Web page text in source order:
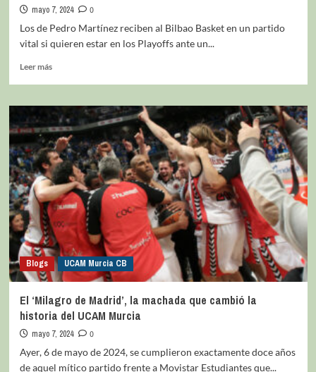
mayo 7, 2024
0
Los de Pedro Martínez reciben al Bilbao Basket en un partido
vital si quieren estar en los Playoffs ante un...
Leer más
Blogs UCAM Murcia CB
El ‘Milagro de Madrid’, la machada que cambió la
historia del UCAM Murcia
mayo 7, 2024
0
Ayer, 6 de mayo de 2024, se cumplieron exactamente doce años
de aquel mítico partido frente a Movistar Estudiantes que...